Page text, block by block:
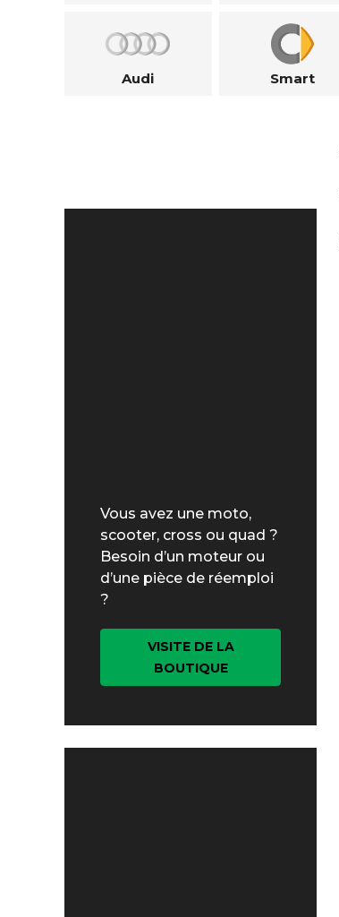
Audi Smart
Vous avez une moto,
scooter, cross ou quad ?
Besoin d’un moteur ou
d’une pièce de réemploi
?
VISITE DE LA
BOUTIQUE